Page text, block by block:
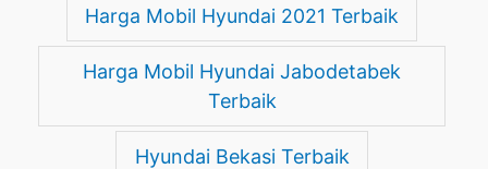
Harga Mobil Hyundai 2021 Terbaik
Harga Mobil Hyundai Jabodetabek
Terbaik
Hyundai Bekasi Terbaik